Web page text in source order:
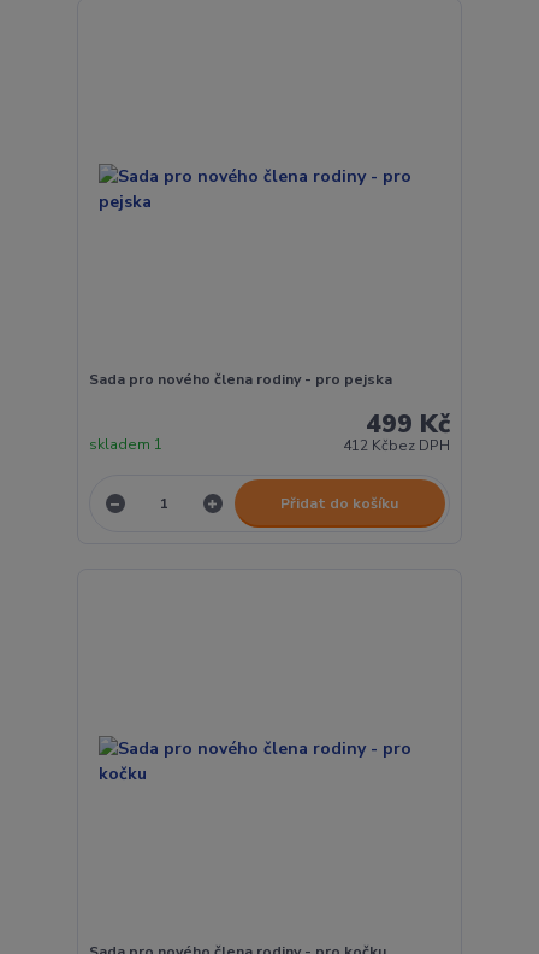
Sada pro nového člena rodiny - pro pejska
499 Kč
412 Kčbez DPH
skladem 1
Přidat do košíku